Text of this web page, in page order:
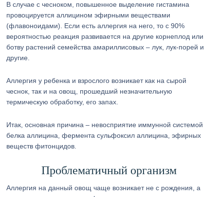
В случае с чесноком, повышенное выделение гистамина
провоцируется аллицином эфирными веществами
(флавоноидами). Если есть аллергия на него, то с 90%
вероятностью реакция развивается на другие корнеплод или
ботву растений семейства амариллисовых – лук, лук-порей и
другие.
Аллергия у ребенка и взрослого возникает как на сырой
чеснок, так и на овощ, прошедший незначительную
термическую обработку, его запах.
Итак, основная причина – невосприятие иммунной системой
белка аллицина, фермента сульфоксил аллицина, эфирных
веществ фитонцидов.
Проблематичный организм
Аллергия на данный овощ чаще возникает не с рождения, а